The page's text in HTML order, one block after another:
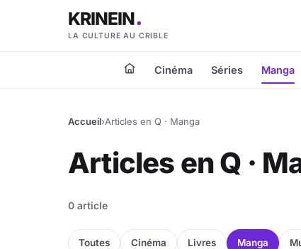
KRINEIN
LA CULTURE AU CRIBLE
Cinéma Séries Manga
Accueil›Articles en Q · Manga
Articles en Q ·
0 article
Toutes Cinéma Livres Manga